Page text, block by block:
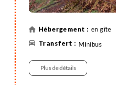
en gîte
Minibus
Plus de détails